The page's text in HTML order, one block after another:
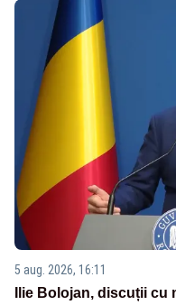
5 aug. 2026, 16:11
Ilie Bolojan, discuții